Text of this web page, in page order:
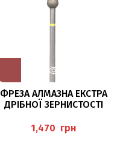
ФРЕЗА АЛМАЗНА ЕКСТРА
ДРІБНОЇ ЗЕРНИСТОСТІ
грн